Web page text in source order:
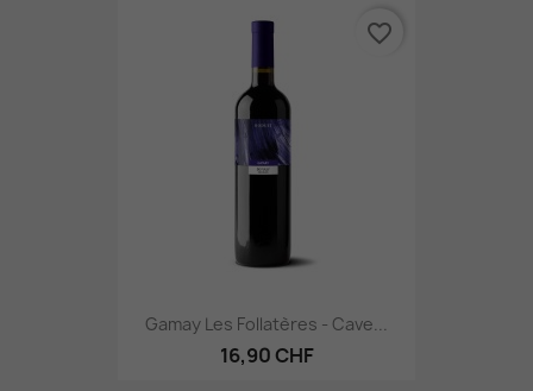
Gamay Les Follatères - Cave...
16,90 CHF
favorite_border